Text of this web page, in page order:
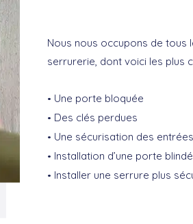
Nous nous occupons de tous
serrurerie, dont voici les plus
Une porte bloquée
Des clés perdues
Une sécurisation des
Installation d’une porte
Installer une serrure plus